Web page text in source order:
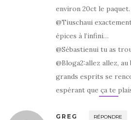
environ 20ct le paquet.
@Tiuschaui
épices à l’infini…
@Sébastienui tu as
@Bloga2:allez allez,
grands esprits se
espérant que ça te
GREG RÉPONDRE